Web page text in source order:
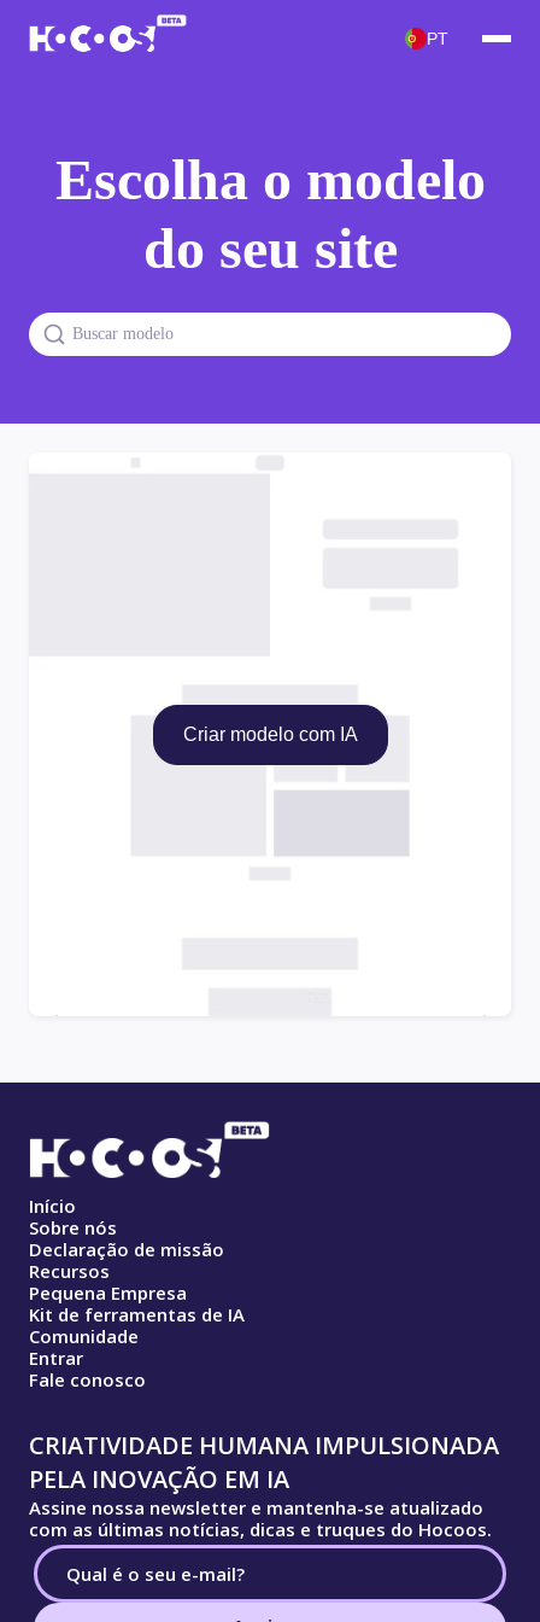
PT
Escolha o modelo
do seu site
Criar modelo com IA
Início
Sobre nós
Declaração de missão
Recursos
Pequena Empresa
Kit de ferramentas de IA
Comunidade
Entrar
Fale conosco
CRIATIVIDADE HUMANA IMPULSIONADA
PELA INOVAÇÃO EM IA
Assine nossa newsletter e mantenha-se atualizado
com as últimas notícias, dicas e truques do Hocoos.